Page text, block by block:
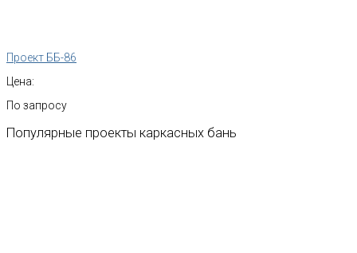
Проект ББ-86
Цена:
По запросу
Популярные проекты каркасных бань